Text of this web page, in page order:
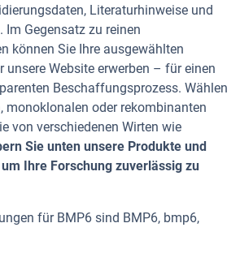
Literaturhinweise und
Im Gegensatz zu reinen
können Sie Ihre ausgewählten
unsere Website erwerben – für einen
Beschaffungsprozess. Wählen
monoklonalen oder rekombinanten
von verschiedenen Wirten wie
Sie unten unsere Produkte und
Ihre Forschung zuverlässig zu
für BMP6 sind BMP6, bmp6,